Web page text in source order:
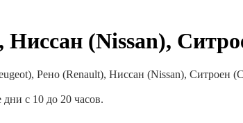
(Nissan),
), Рено (Renault), Ниссан (Nissan), Ситроен (
с 10 до 20 часов.